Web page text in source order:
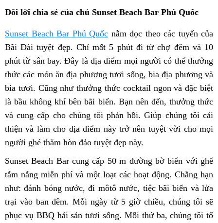
Đôi lời chia sẻ của chủ Sunset Beach Bar Phú Quốc
Sunset Beach Bar Phú Quốc nằm dọc theo các tuyến của
Bãi Dài tuyệt đẹp. Chỉ mất 5 phút đi từ chợ đêm và 10
phút từ sân bay. Đây là địa điểm mọi người có thể thưởng
thức các món ăn địa phương tươi sống, bia địa phương và
bia tươi. Cũng như thưởng thức cocktail ngon và đặc biệt
là bầu không khí bên bãi biển. Bạn nên đến, thưởng thức
và cung cấp cho chúng tôi phản hồi. Giúp chúng tôi cải
thiện và làm cho địa điểm này trở nên tuyệt vời cho mọi
người ghé thăm hòn đảo tuyệt đẹp này.
Sunset Beach Bar cung cấp 50 m đường bờ biển với ghế
tắm nắng miễn phí và một loạt các hoạt động. Chẳng hạn
như: đánh bóng nước, đi môtô nước, tiệc bãi biển và lửa
trại vào ban đêm. Mỗi ngày từ 5 giờ chiều, chúng tôi sẽ
phục vụ BBQ hải sản tươi sống. Mỗi thứ ba, chúng tôi tổ